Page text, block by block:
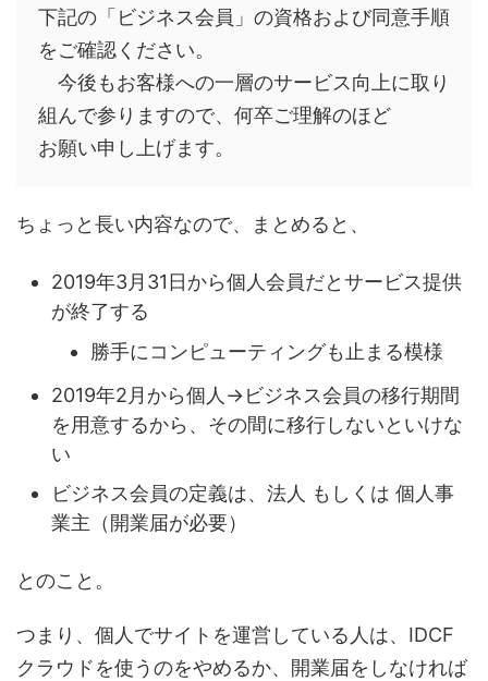
下記の「ビジネス会員」の資格および同意手順
をご確認ください。
今後もお客様への一層のサービス向上に取り
組んで参りますので、何卒ご理解のほど
お願い申し上げます。
ちょっと長い内容なので、まとめると、
2019年3月31日から個人会員だとサービス提供
が終了する
勝手にコンピューティングも止まる模様
2019年2月から個人→ビジネス会員の移行期間
を用意するから、その間に移行しないといけな
い
ビジネス会員の定義は、法人 もしくは 個人事
業主（開業届が必要）
とのこと。
つまり、個人でサイトを運営している人は、IDCF
クラウドを使うのをやめるか、開業届をしなければ